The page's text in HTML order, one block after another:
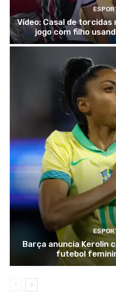
Vídeo: Casal de
jogo com filho
Barça anuncia Kerolin
futebol